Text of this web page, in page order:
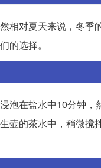
相对夏天来说，冬季
的选择。
泡在盐水中10分钟
壶的茶水中，稍微搅